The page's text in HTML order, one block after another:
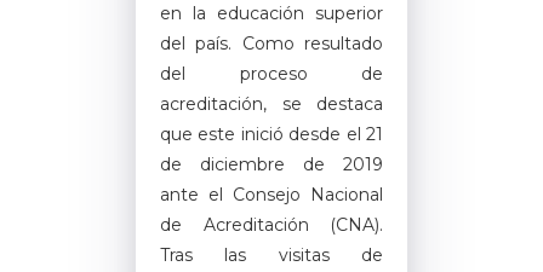
en la educación superior
del país. Como resultado
del proceso de
acreditación, se destaca
que este inició desde el 21
de diciembre de 2019
ante el Consejo Nacional
de Acreditación (CNA).
Tras las visitas de